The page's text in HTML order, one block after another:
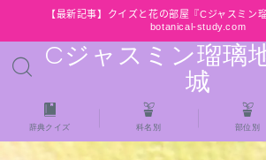
【最新記事】クイズと花の部屋『Cジャスミン
botanical-study.com
Cジャスミン瑠璃
城
MENU
HOME
辞典クイズ 科名別 部位別